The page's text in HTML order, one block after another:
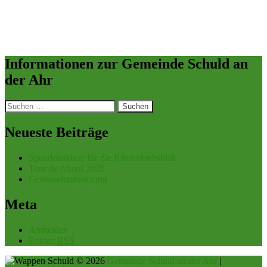
Informationen zur Gemeinde Schuld an
der Ahr
Suchen
nach:
Neueste Beiträge
Spendenaktion für die Kinderkrebshilfe
Tour de Ahrtal 2026
Gemeinderatssitzung
Meta
Anmelden
Entries RSS
© 2026 Gemeinde Schuld an der Ahr |